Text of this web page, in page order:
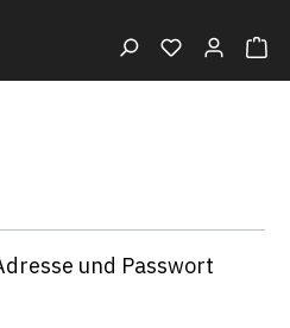
und Passwort